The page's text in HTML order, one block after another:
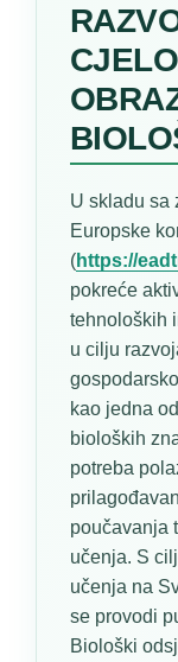
U skladu sa
Europske
(https://
pokreće
tehnoloških
u cilju
kao jedna
bioloških
potreba
poučavanja
učenja. S
učenja na
se provodi
Biološki